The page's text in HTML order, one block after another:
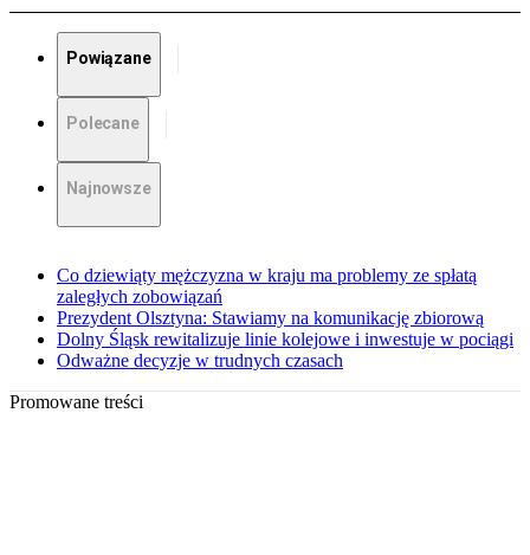
Powiązane
Polecane
Najnowsze
Co dziewiąty mężczyzna w kraju ma problemy ze spłatą
zaległych zobowiązań
Prezydent Olsztyna: Stawiamy na komunikację zbiorową
Dolny Śląsk rewitalizuje linie kolejowe i inwestuje w pociągi
Odważne decyzje w trudnych czasach
Promowane treści